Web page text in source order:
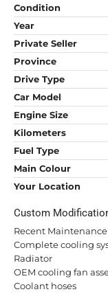
Condition
Year
Private Seller
Province
Drive Type
Car Model
Engine Size
Kilometers
Fuel Type
Main Colour
Your Location
Custom
Recent Maintenance
Complete cooling
Radiator
OEM cooling fan
Coolant hoses